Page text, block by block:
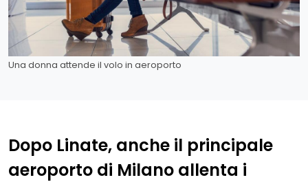
Una donna attende il volo in aeroporto
Dopo Linate, anche il principale
aeroporto di Milano allenta i